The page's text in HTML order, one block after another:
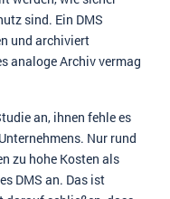
sind. Ein DMS
und archiviert
analoge Archiv vermag
an, ihnen fehle es
Nur rund
zu hohe Kosten als
DMS an. Das ist